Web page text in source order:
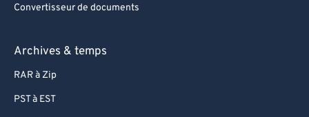
Convertisseur de documents
Archives & temps
RAR à Zip
PST à EST